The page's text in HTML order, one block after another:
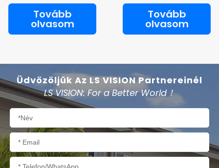
Tovább
olvasom
Tovább
olvasom
Üdvözöljük Az LS VISION Partnereinél
LS VISION: For a Better World！
Név
E-
mail
Telefon/WhatsApp